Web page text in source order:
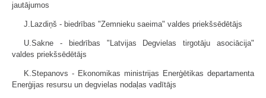
jautājumos
J.Lazdiņš - biedrības "Zemnieku saeima" valdes priekšsēdētājs
U.Sakne - biedrības "Latvijas Degvielas tirgotāju asociācija"
valdes priekšsēdētājs
K.Stepanovs - Ekonomikas ministrijas Enerģētikas departamenta
Enerģijas resursu un degvielas nodaļas vadītājs